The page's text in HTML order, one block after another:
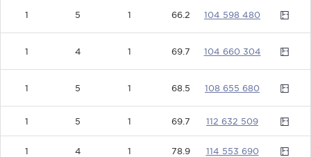
1 5 1 66.2 10459848
0
1 4 1 69.7 10466030
4
1 5 1 68.5 10865568
0
1 5 1 69.7 112632509
1 4 1 78.9 114553690